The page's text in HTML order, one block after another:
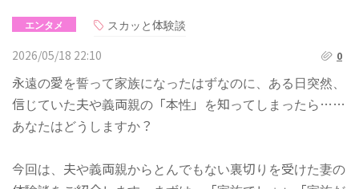
エンタメ
スカッと体験談
2026/05/18 22:10
0
永遠の愛を誓って家族になったはずなのに、ある日突然、
信じていた夫や義両親の「本性」を知ってしまったら……
あなたはどうしますか？
今回は、夫や義両親からとんでもない裏切りを受けた妻の